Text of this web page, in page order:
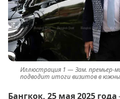
Зам. премьер-
подводит итоги визитов в
Бангкок, 25 мая 2025 года